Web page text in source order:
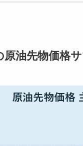
原油先物価格